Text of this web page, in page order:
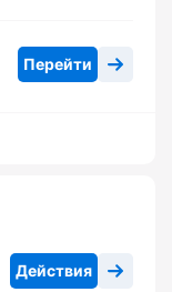
Перейти
Действия